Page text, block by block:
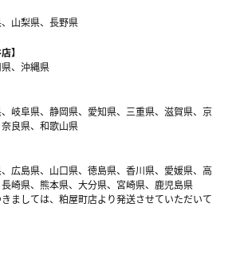
山梨県、長野県
】
、沖縄県
岐阜県、静岡県、愛知県、三重県、滋賀県、京
良県、和歌山県
広島県、山口県、徳島県、香川県、愛媛県、高
崎県、熊本県、大分県、宮崎県、鹿児島県
ましては、粕屋町店より発送させていただいて